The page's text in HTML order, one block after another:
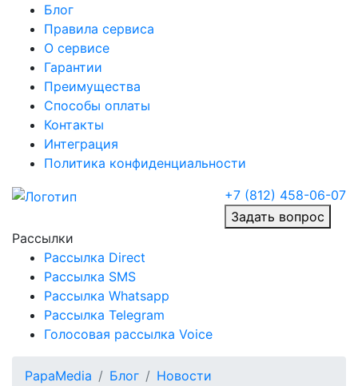
Блог
Правила сервиса
О сервисе
Гарантии
Преимущества
Способы оплаты
Контакты
Интеграция
Политика конфиденциальности
+7 (812) 458-06-07
Задать вопрос
Рассылки
Рассылка Direct
Рассылка SMS
Рассылка Whatsapp
Рассылка Telegram
Голосовая рассылка Voice
PapaMedia Блог
Новости